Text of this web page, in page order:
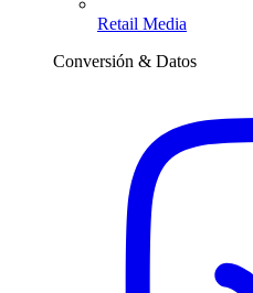
Retail Media
Conversión & Datos